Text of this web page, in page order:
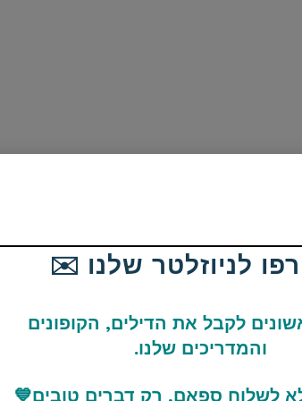
לניוזלטר שלנו ✉️
לקבל את הדילים, הקופונים
והמדריכים שלנו.
לשלוח ספאם, רק דברים טובים💙